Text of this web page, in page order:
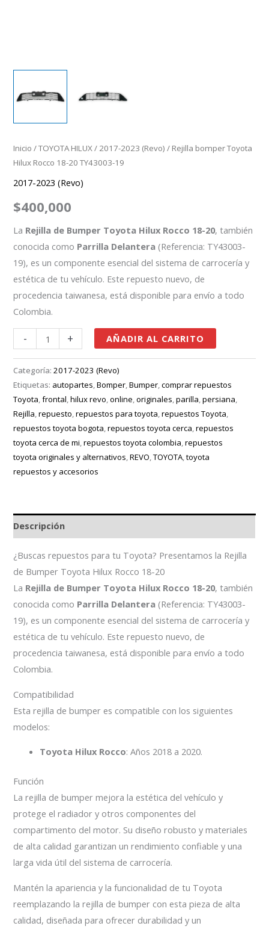
Inicio /TOYOTA HILUX/ 2017-2023 (Revo) / Rejilla bomper Toyota
Hilux Rocco 18-20 TY43003-19
2017-2023 (Revo)
$400,000
La Rejilla de Bumper Toyota Hilux Rocco 18-20, también
conocida como Parrilla Delantera (Referencia: TY43003-
19), es un componente esencial del sistema de carrocería y
estética de tu vehículo. Este repuesto nuevo, de
procedencia taiwanesa, está disponible para envío a todo
Colombia.
- + AÑADIR AL CARRITO
Categoría:2017-2023 (Revo)
Etiquetas: autopartes ,Bomper ,Bumper ,comprar repuestos
Toyota ,frontal ,hilux revo ,online ,originales ,parilla ,persiana
Rejilla ,repuesto ,repuestos para toyota ,repuestos Toyota
repuestos toyota bogota ,repuestos toyota cerca ,repuestos
toyota cerca de mi ,repuestos toyota colombia ,repuestos
toyota originales y alternativos ,REVO ,TOYOTA ,toyota
repuestos y accesorios
Descripción
¿Buscas repuestos para tu Toyota? Presentamos la Rejilla
de Bumper Toyota Hilux Rocco 18-20
La Rejilla de Bumper Toyota Hilux Rocco 18-20, también
conocida como Parrilla Delantera (Referencia: TY43003-
19), es un componente esencial del sistema de carrocería y
estética de tu vehículo. Este repuesto nuevo, de
procedencia taiwanesa, está disponible para envío a todo
Colombia.
Compatibilidad
Esta rejilla de bumper es compatible con los siguientes
modelos:
Toyota Hilux Rocco: Años 2018 a 2020.
Función
La rejilla de bumper mejora la estética del vehículo y
protege el radiador y otros componentes del
compartimento del motor. Su diseño robusto y materiales
de alta calidad garantizan un rendimiento confiable y una
larga vida útil del sistema de carrocería.
Mantén la apariencia y la funcionalidad de tu Toyota
reemplazando la rejilla de bumper con esta pieza de alta
calidad, diseñada para ofrecer durabilidad y un